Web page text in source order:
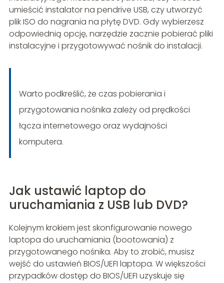
umieścić instalator na pendrive USB, czy utworzyć
plik ISO do nagrania na płytę DVD. Gdy wybierzesz
odpowiednią opcję, narzędzie zacznie pobierać pliki
instalacyjne i przygotowywać nośnik do instalacji.
Warto podkreślić, że czas pobierania i
przygotowania nośnika zależy od prędkości
łącza internetowego oraz wydajności
komputera.
Jak ustawić laptop do
uruchamiania z USB lub DVD?
Kolejnym krokiem jest skonfigurowanie nowego
laptopa do uruchamiania (bootowania) z
przygotowanego nośnika. Aby to zrobić, musisz
wejść do ustawień BIOS/UEFI laptopa. W większości
przypadków dostęp do BIOS/UEFI uzyskuje się